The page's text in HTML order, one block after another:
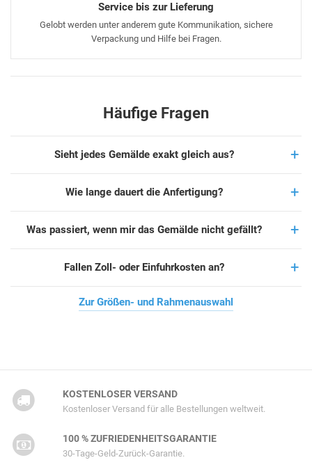
Service bis zur Lieferung
Gelobt werden unter anderem gute Kommunikation, sichere
Verpackung und Hilfe bei Fragen.
Häufige Fragen
Sieht jedes Gemälde exakt gleich aus?
Wie lange dauert die Anfertigung?
Was passiert, wenn mir das Gemälde nicht gefällt?
Fallen Zoll- oder Einfuhrkosten an?
Zur Größen- und Rahmenauswahl
KOSTENLOSER VERSAND
Kostenloser Versand für alle Bestellungen weltweit.
100 % ZUFRIEDENHEITSGARANTIE
30-Tage-Geld-Zurück-Garantie.